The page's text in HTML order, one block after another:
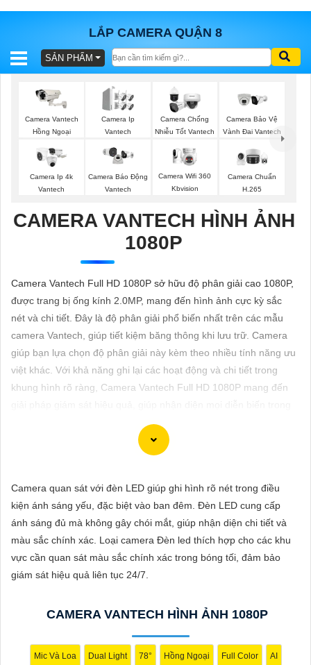
LẮP CAMERA QUẬN 8
BÁO
TRỌN
GÓI
SẢN
LẮP
ĐẶT
PHỤ
KIỆN
VẤN
DỊCH
VỤ
SẢN PHẨM
Camera Vantech
Hồng Ngoại
Camera Ip
Vantech
Camera Chống
Nhiễu Tốt Vantech
Camera Bảo Vệ
Vành Đai Vantech
Camera Ip 4k
Vantech
Camera Báo Động
Vantech
Camera Wifi 360
Kbvision
Camera Chuẩn
H.265
CAMERA VANTECH HÌNH ẢNH
1080P
Camera Vantech Full HD 1080P sở hữu độ phân giải cao 1080P,
được trang bị ống kính 2.0MP, mang đến hình ảnh cực kỳ sắc
nét và chi tiết. Đây là độ phân giải phổ biến nhất trên các mẫu
camera Vantech, giúp tiết kiệm băng thông khi lưu trữ. Camera
giúp bạn lựa chọn độ phân giải này kèm theo nhiều tính năng ưu
việt khác. Với khả năng ghi lại các hoạt động và chi tiết trong
khung hình rõ ràng, Camera Vantech Full HD 1080P mang đến
khu vực quan sát một cách dễ dàng.
Nam. Camera Vantech là một thương hiệu uy tín trong lĩnh vực
camera an ninh, cung cấp sản phẩm chất lượng với dịch vụ hậu
trường khác nhau.
Với cam kết về chất lượng và dịch vụ, camera Vantech Việt Nam
mang lại sự an tâm cho người dùng trong việc giám sát và bảo
Camera quan sát với đèn LED giúp ghi hình rõ nét trong điều
kiện ánh sáng yếu, đặc biệt vào ban đêm. Đèn LED cung cấp
ánh sáng đủ mà không gây chói mắt, giúp nhận diện chi tiết và
màu sắc chính xác. Loại camera Đèn led thích hợp cho các khu
vực cần quan sát màu sắc chính xác trong bóng tối, đảm bảo
giám sát hiệu quả liên tục 24/7.
CAMERA VANTECH HÌNH ẢNH 1080P
Mic Và Loa Dual Light 78° Hồng Ngoại Full Color AI